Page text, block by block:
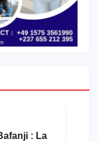
: La